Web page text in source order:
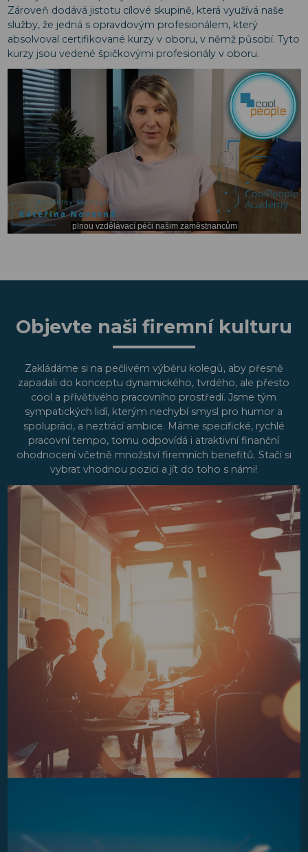
Zároveň dodává jistotu cílové skupině, která využívá naše
služby, že jedná s opravdovým profesionálem, který
absolvoval certifikované kurzy v oboru, v němž působí. Tyto
kurzy jsou vedené špičkovými profesionály v oboru.
Objevte naši firemní kulturu
Zakládáme si na pečlivém výběru kolegů, aby přesně
zapadali do konceptu dynamického, tvrdého, ale přesto
cool a přívětivého pracovního prostředí. Jsme tým
sympatických lidí, kterým nechybí smysl pro humor a
spolupráci, a neztrácí ambice. Máme specifické, rychlé
pracovní tempo, tomu odpovídá i atraktivní finanční
ohodnocení včetně množství firemních benefitů. Stačí si
vybrat vhodnou pozici a jít do toho s námi!